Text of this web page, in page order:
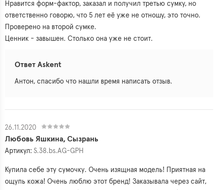
Нравится форм-фактор, заказал и получил третью сумку, но
ответственно говорю, что 5 лет её уже не отношу, это точно.
Проверено на второй сумке.
Ценник - завышен. Столько она уже не стоит.
Ответ Askent
Антон, спасибо что нашли время написать отзыв.
26.11.2020
Любовь Яшкина, Сызрань
Артикул: S.38.bs.AG-GPH
Купила себе эту сумочку. Очень изящная модель! Приятная на
ощупь кожа! Очень люблю этот бренд! Заказывала через сайт,